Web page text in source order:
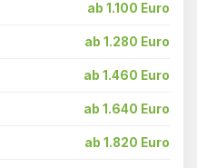
ab 1.100 Euro
ab 1.280 Euro
ab 1.460 Euro
ab 1.640 Euro
ab 1.820 Euro